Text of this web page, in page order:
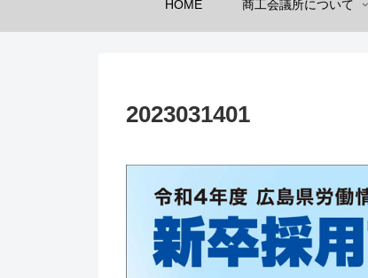
HOME 商工会議所について
2023031401